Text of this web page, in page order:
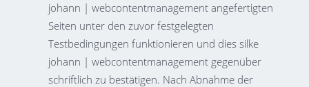
johann | webcontentmanagement angefertigten
Seiten unter den zuvor festgelegten
Testbedingungen funktionieren und dies silke
johann | webcontentmanagement gegenüber
schriftlich zu bestätigen. Nach Abnahme der